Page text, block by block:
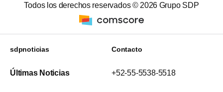
Todos los derechos reservados © 2026 Grupo SDP
sdpnoticias
Últimas Noticias
Contacto
+52-55-5538-5518